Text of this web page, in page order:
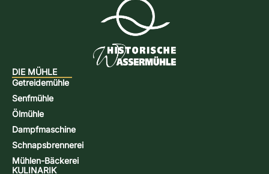
DIE MÜHLE
Getreidemühle
Senfmühle
Ölmühle
Dampfmaschine
Schnapsbrennerei
Mühlen-Bäckerei
KULINARIK